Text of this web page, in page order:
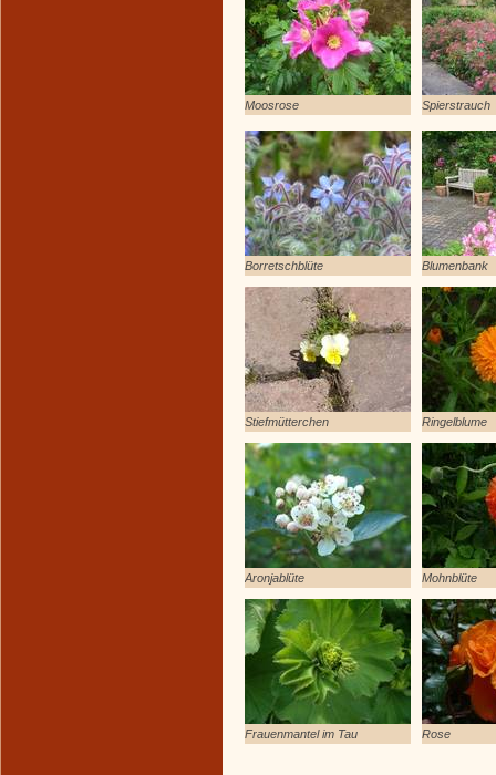
Moosrose Spierstrauch
Borretschblüte Blumenbank
Stiefmütterchen Ringelblume
Aronjablüte Mohnblüte
Frauenmantel im Tau Rose